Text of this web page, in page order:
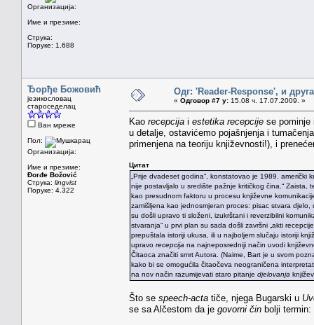
Организација:
Име и презиме:
Струка:
Поруке: 1.688
Ђорђе Божовић
језикословац
староседелац
Ван мреже
Пол:
Организација:
Име и презиме:
Đorđe Božović
Струка: lingvist
Поруке: 4.322
Одг: 'Reader-Response', и
« Одговор #7 у: 15.08 ч. 17.07.2009. »
Kao recepcija i estetika recepcije se pominje
u detalje, ostavićemo pojašnjenja i
primenjena na teoriju književnosti!), i
Цитат
„Prije dvadeset godina“, konstatovao je 1989. američki
nije postavljalo u središte pažnje kritičkog čina.“
kao presudnom faktoru u procesu književne
zamišljena kao jednosmjeran proces: pisac stvara
su došli upravo ti složeni, izukrštani i reverzibilni
stvaranja“ u prvi plan su sada došli završni „akti
prepuštala istoriji ukusa, ili u najboljem slučaju istoriji
upravo recepcija na najneposredniji način uvodi
Čitaoca značiti smrt Autora. (Naime, Bart je u svom
kako bi se omogućila čitaočeva neograničena
na nov način razumijevati staro pitanje djelovanja
Što se speech-acta tiče, njega Bugarski u
se sa Alčestom da je govorni čin bolji termin: